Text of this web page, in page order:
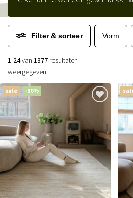
Filter & sorteer Vorm
1-24van 1377 resultaten
weergegeven
sale -30%